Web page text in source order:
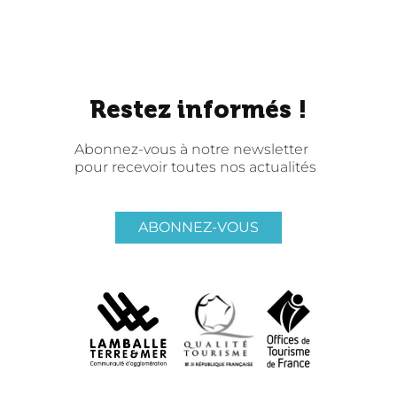
Restez informés !
Abonnez-vous à notre newsletter
pour recevoir toutes nos actualités
ABONNEZ-VOUS